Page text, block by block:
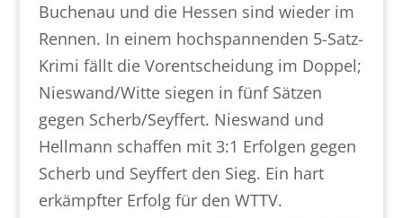
Buchenau und die Hessen sind wieder im
Rennen. In einem hochspannenden 5-Satz-
Krimi fällt die Vorentscheidung im Doppel;
Nieswand/Witte siegen in fünf Sätzen
gegen Scherb/Seyffert. Nieswand und
Hellmann schaffen mit 3:1 Erfolgen gegen
Scherb und Seyffert den Sieg. Ein hart
erkämpfter Erfolg für den WTTV.